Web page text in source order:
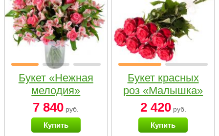
Букет «Нежная
мелодия»
7 840 руб.
Купить
Букет красных
роз «Малышка»
2 420руб.
Купить